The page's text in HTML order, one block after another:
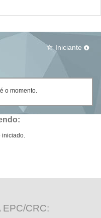
star_border Iniciante
o momento.
iniciado.
EPC/CRC: